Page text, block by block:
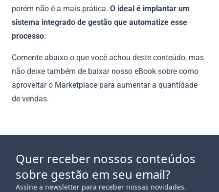
porém não é a mais prática. O ideal é implantar um
sistema integrado de gestão que automatize esse
processo.
Comente abaixo o que você achou deste conteúdo, mas
não deixe também de baixar nosso eBook sobre como
aproveitar o Marketplace para aumentar a quantidade
de vendas.
Quer receber nossos conteúdos
sobre gestão em seu email?
Assine a newsletter para receber nossas novidades.